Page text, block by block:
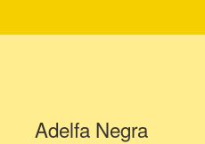
Adelfa Negra